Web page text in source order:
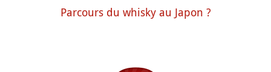
Parcours du whisky au Japon ?